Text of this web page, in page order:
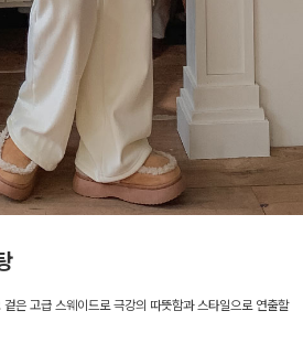
은 고급 스웨이드로 극강의 따뜻함과 스타일으로 연출할